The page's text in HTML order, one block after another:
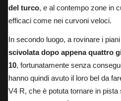
del turco, e al contempo zone in
efficaci come nei curvoni veloci.
In secondo luogo, a rovinare i
scivolatadopo appena quattro
10, fortunatamente senza
hanno quindi avuto il loro bel da
V4 R, che è potuta tornare in